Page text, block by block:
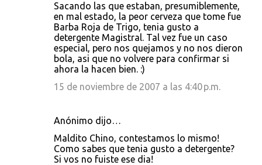
Sacando las que estaban, presumiblemente,
en mal estado, la peor cerveza que tome fue
Barba Roja de Trigo, tenia gusto a
detergente Magistral. Tal vez fue un caso
especial, pero nos quejamos y no nos dieron
bola, asi que no volvere para confirmar si
ahora la hacen bien. :)
15 de noviembre de 2007 a las 4:40 p.m.
Anónimo dijo…
Maldito Chino, contestamos lo mismo!
Como sabes que tenia gusto a detergente?
Si vos no fuiste ese dia!